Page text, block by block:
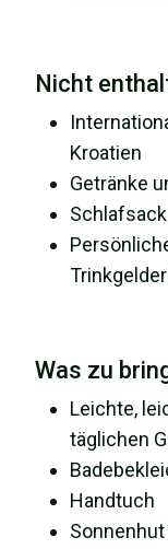
Nicht
Kroatien
Getränke
Was zu
Leichte,
täglichen
Handtuch